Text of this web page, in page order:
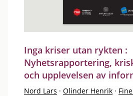
Inga kriser utan rykten :
Nyhetsrapportering,
och upplevelsen av
Nord Lars · Olinder Henrik ·